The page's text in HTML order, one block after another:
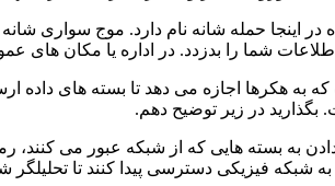
در اینجا حمله شانه نام دارد. موج سواری
شما را بدزدد. در اداره یا مکان های
که به هکرها اجازه می دهد تا بسته های
در زیر توضیح دهم.
به بسته هایی که از شبکه عبور می کنند،
شبکه فیزیکی دسترسی پیدا کنند تا